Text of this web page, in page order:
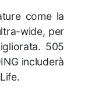
come la
wide, per
505
includerà